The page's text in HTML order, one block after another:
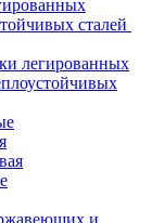
сталей
легированных
и